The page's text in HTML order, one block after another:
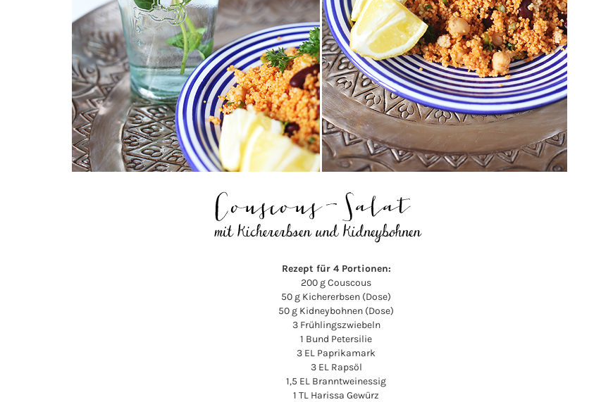
Rezept für 4 Portionen:
200 g Couscous
50 g Kichererbsen (Dose)
50 g Kidneybohnen (Dose)
3 Frühlingszwiebeln
1 Bund Petersilie
3 EL Paprikamark
3 EL Rapsöl
1,5 EL Branntweinessig
1 TL Harissa Gewürz